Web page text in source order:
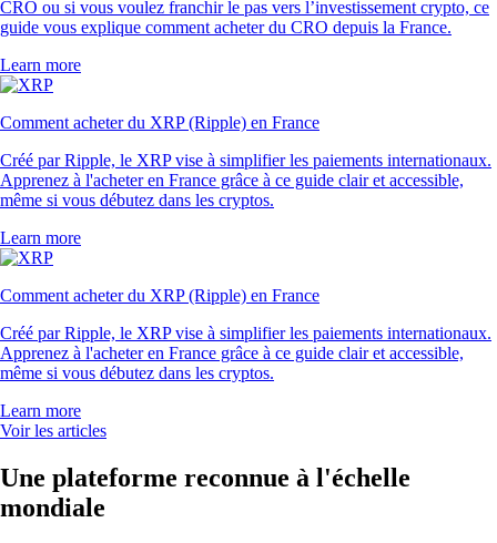
CRO ou si vous voulez franchir le pas vers l’investissement crypto, ce
guide vous explique comment acheter du CRO depuis la France.
Learn more
Comment acheter du XRP (Ripple) en France
Créé par Ripple, le XRP vise à simplifier les paiements internationaux.
Apprenez à l'acheter en France grâce à ce guide clair et accessible,
même si vous débutez dans les cryptos.
Learn more
Comment acheter du XRP (Ripple) en France
Créé par Ripple, le XRP vise à simplifier les paiements internationaux.
Apprenez à l'acheter en France grâce à ce guide clair et accessible,
même si vous débutez dans les cryptos.
Learn more
Voir les articles
Une plateforme reconnue à l'échelle
mondiale